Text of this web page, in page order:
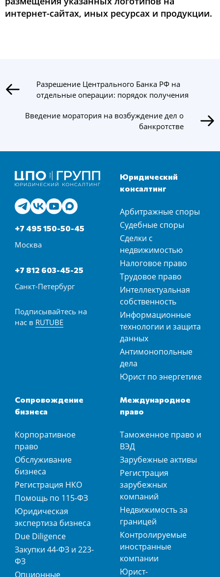
интернет-сайтах, иных ресурсах и продукции.
Разрешение Центрального Банка РФ на
отдельные операции: порядок получения
Введение моратория на возбуждение дел о
банкротстве
+7 495 150-50-45
Москва
+7 812 603-45-25
Санкт-Петербург
Подписывайтесь на
нас в RUTUBE
Юридический
консалтинг
Арбитражные споры
Судебные споры
Сделки с
недвижимостью
Налоговое право
Трудовое право
Интеллектуальная
собственность
Информационные
технологии и защита
данных
Антимонопольные
дела
Юрист по энергетике
Сопровождение
бизнеса
Корпоративное
право
Обслуживание
бизнеса
Регистрация НКО
Помощь по 115-ФЗ
Юридическая
экспертиза бизнеса
Due Diligence
Закупки 44-ФЗ и 223-
ФЗ
Опционные
Международное
право
Таможенное право и
ВЭД
Зарубежные активы
Регистрация
зарубежных
компаний
Недвижимость за
границей
Контролируемые
иностранные
компании
Юрист-